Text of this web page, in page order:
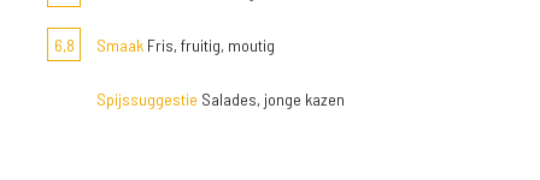
6,8 Smaak Fris, fruitig, moutig
Spijssuggestie Salades, jonge kazen